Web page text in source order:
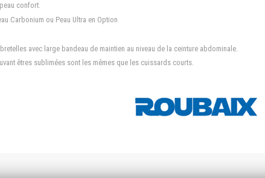
confort.
Carbonium ou Peau Ultra en Option
avec large bandeau de maintien au niveau de la ceinture abdominale.
êtres sublimées sont les mêmes que les cuissards courts.